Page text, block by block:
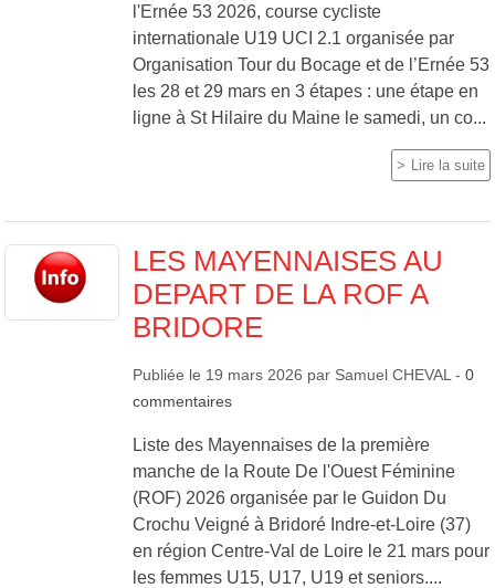
l'Ernée 53 2026, course cycliste
internationale U19 UCI 2.1 organisée par
Organisation Tour du Bocage et de l’Ernée 53
les 28 et 29 mars en 3 étapes : une étape en
ligne à St Hilaire du Maine le samedi, un co...
Lire la suite
LES MAYENNAISES AU
DEPART DE LA ROF A
BRIDORE
Publiée le 19 mars 2026 par Samuel CHEVAL - 0
commentaires
Liste des Mayennaises de la première
manche de la Route De l'Ouest Féminine
(ROF) 2026 organisée par le Guidon Du
Crochu Veigné à Bridoré Indre-et-Loire (37)
en région Centre-Val de Loire le 21 mars pour
les femmes U15, U17, U19 et seniors....